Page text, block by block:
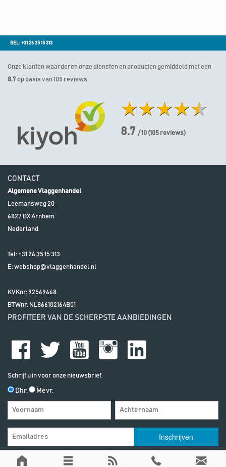
BEL: +31 26 35 15 313
Onze klanten waarderen onze diensten en producten gemiddeld met een
8.7 op basis van 105 reviews.
8.7 / 10 (105 reviews)
CONTACT
Algemene Vlaggenhandel
Leemansweg 20
6827 BXArnhem
Nederland
Tel: +31 26 35 15 313
E:webshop@vlaggenhandel.nl
KVKnr: 92569668
BTWnr: NL866102164B01
PROFITEER VAN DE SCHERPSTE AANBIEDINGEN
Schrijf u in voor onze nieuwsbrief.
Dhr. Mevr.
Algemene Voorwaarden| | Alle vermelde prijzen zijn exclusief btw, tenzij